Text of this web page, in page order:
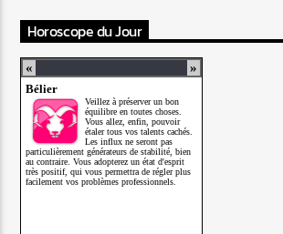
Horoscope du Jour